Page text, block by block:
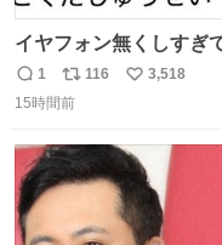
イヤフォン無くしすぎ
ムの名前にしてる
返
信
1
リ
ポ
ト
数
116
い
数
3,518
15時間前